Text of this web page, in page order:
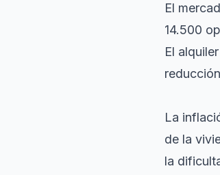
El
14.500
El
La
de la
la